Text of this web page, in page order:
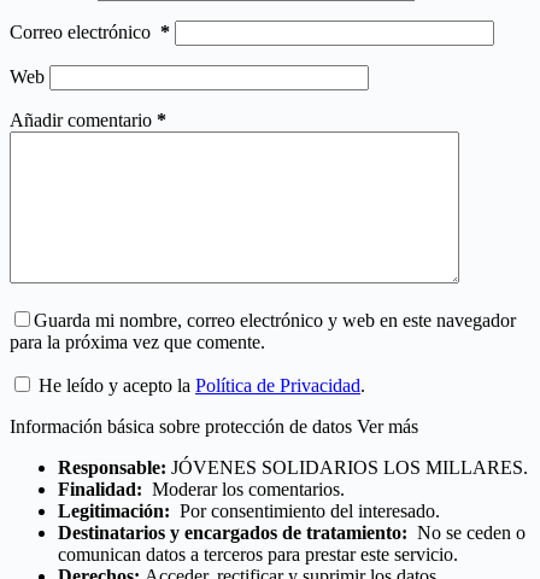
Correo electrónico *
Web
Añadir comentario *
Guarda mi nombre, correo electrónico y web en este navegador
para la próxima vez que comente.
He leído y acepto la Política de Privacidad.
Información básica sobre protección de datos Ver más
Responsable: JÓVENES SOLIDARIOS LOS MILLARES.
Finalidad: Moderar los comentarios.
Legitimación: Por consentimiento del interesado.
Destinatarios y encargados de tratamiento: No se ceden o
comunican datos a terceros para prestar este servicio.